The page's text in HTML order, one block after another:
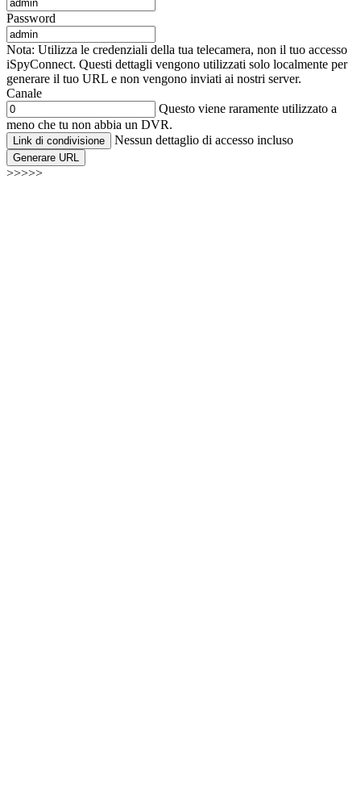
Password
Nota: Utilizza le credenziali della tua telecamera, non il tuo accesso
iSpyConnect. Questi dettagli vengono utilizzati solo localmente per
generare il tuo URL e non vengono inviati ai nostri server.
Canale
Questo viene raramente utilizzato a
meno che tu non abbia un DVR.
Link di condivisione Nessun dettaglio di accesso incluso
Generare URL
>>>>>